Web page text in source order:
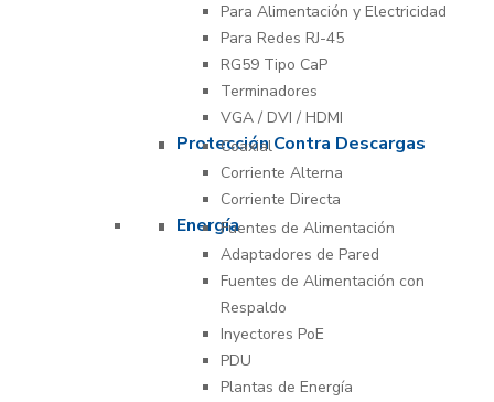
Para Alimentación y Electricidad
Para Redes RJ-45
RG59 Tipo CaP
Terminadores
VGA / DVI / HDMI
Protección Contra Descargas
Coaxial
Corriente Alterna
Corriente Directa
EnergíaFuentes de Alimentación
Adaptadores de Pared
Fuentes de Alimentación con
Respaldo
Inyectores PoE
PDU
Plantas de Energía